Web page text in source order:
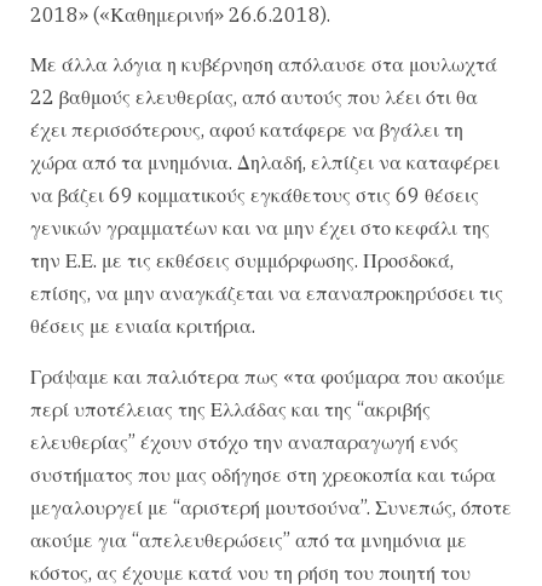
2018» («Καθημερινή» 26.6.2018).
Με άλλα λόγια η κυβέρνηση απόλαυσε στα μουλωχτά
22 βαθμούς ελευθερίας, από αυτούς που λέει ότι θα
έχει περισσότερους, αφού κατάφερε να βγάλει τη
χώρα από τα μνημόνια. Δηλαδή, ελπίζει να καταφέρει
να βάζει 69 κομματικούς εγκάθετους στις 69 θέσεις
γενικών γραμματέων και να μην έχει στο κεφάλι της
την Ε.Ε. με τις εκθέσεις συμμόρφωσης. Προσδοκά,
επίσης, να μην αναγκάζεται να επαναπροκηρύσσει τις
θέσεις με ενιαία κριτήρια.
Γράψαμε και παλιότερα πως «τα φούμαρα που ακούμε
περί υποτέλειας της Ελλάδας και της “ακριβής
ελευθερίας” έχουν στόχο την αναπαραγωγή ενός
συστήματος που μας οδήγησε στη χρεοκοπία και τώρα
μεγαλουργεί με “αριστερή μουτσούνα”. Συνεπώς, όποτε
ακούμε για “απελευθερώσεις” από τα μνημόνια με
κόστος, ας έχουμε κατά νου τη ρήση του ποιητή του